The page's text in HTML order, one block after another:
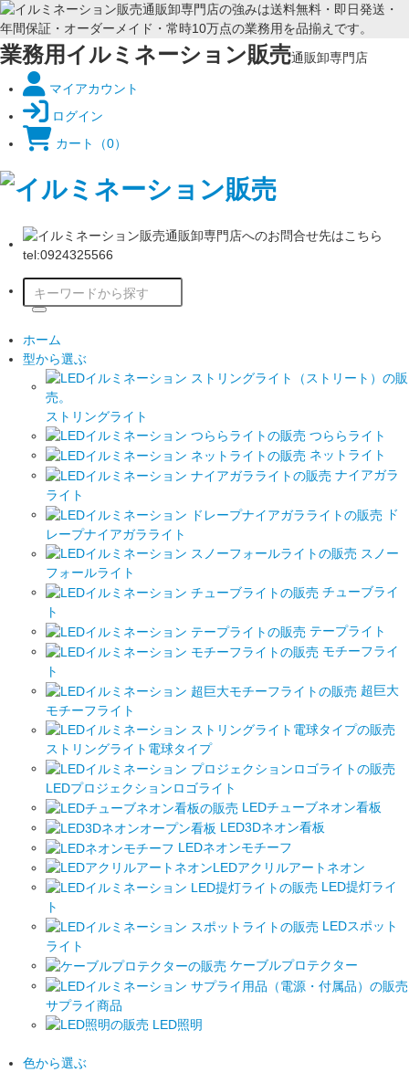
業務用イルミネーション販売通販卸専門店
マイアカウント
ログイン
カート
（0）
ホーム
型から選ぶ
ストリングライト
つららライト
ネットライト
ナイアガラ
ライト
ド
レープナイアガラライト
スノー
フォールライト
チューブライ
ト
テープライト
モチーフライ
ト
超巨大
モチーフライト
ストリングライト電球タイプ
LEDプロジェクションロゴライト
LEDチューブネオン看板
LED3Dネオン看板
LEDネオンモチーフ
LEDアクリルアートネオン
LED提灯ライ
ト
LEDスポット
ライト
ケーブルプロテクター
サプライ商品
LED照明
色から選ぶ